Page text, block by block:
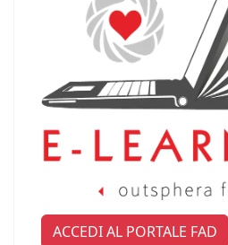
ACCEDI AL PORTALE FAD